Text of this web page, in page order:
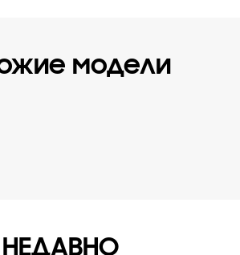
модели
НЕДАВНО